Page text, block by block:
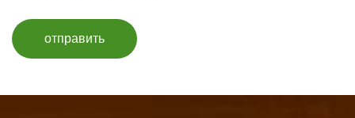
отправить